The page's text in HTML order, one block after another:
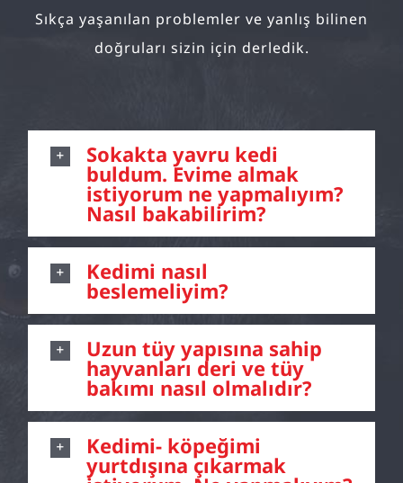
Sıkça yaşanılan problemler ve yanlış bilinen
doğruları sizin için derledik.
Sokakta yavru kedi
buldum. Evime almak
istiyorum ne yapmalıyım?
Nasıl bakabilirim?
Kedimi nasıl
beslemeliyim?
Uzun tüy yapısına sahip
hayvanları deri ve tüy
bakımı nasıl olmalıdır?
Kedimi- köpeğimi
yurtdışına çıkarmak